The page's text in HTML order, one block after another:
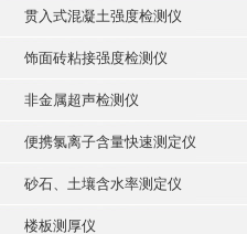
贯入式混凝土强度检测仪
饰面砖粘接强度检测仪
非金属超声检测仪
便携氯离子含量快速测定仪
砂石、土壤含水率测定仪
楼板测厚仪